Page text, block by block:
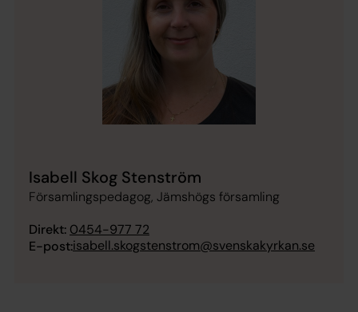
Isabell Skog Stenström
Församlingspedagog, Jämshögs församling
Direkt: 0454-977 72
E-post:isabell.skogstenstrom@svenskakyrkan.se